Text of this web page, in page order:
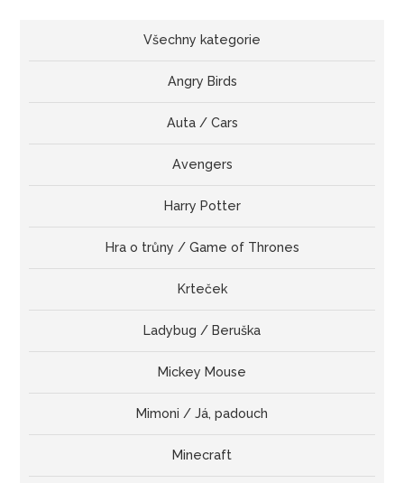
Všechny kategorie
Angry Birds
Auta / Cars
Avengers
Harry Potter
Hra o trůny / Game of Thrones
Krteček
Ladybug / Beruška
Mickey Mouse
Mimoni / Já, padouch
Minecraft